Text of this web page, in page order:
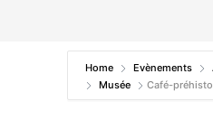
Home Evènements
Musée
Café-